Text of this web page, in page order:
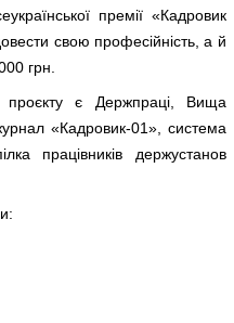
премії «Кадровик
свою професійність, а й
грн.
проєкту є Держпраці, Вища
«Кадровик-01», система
працівників держустанов